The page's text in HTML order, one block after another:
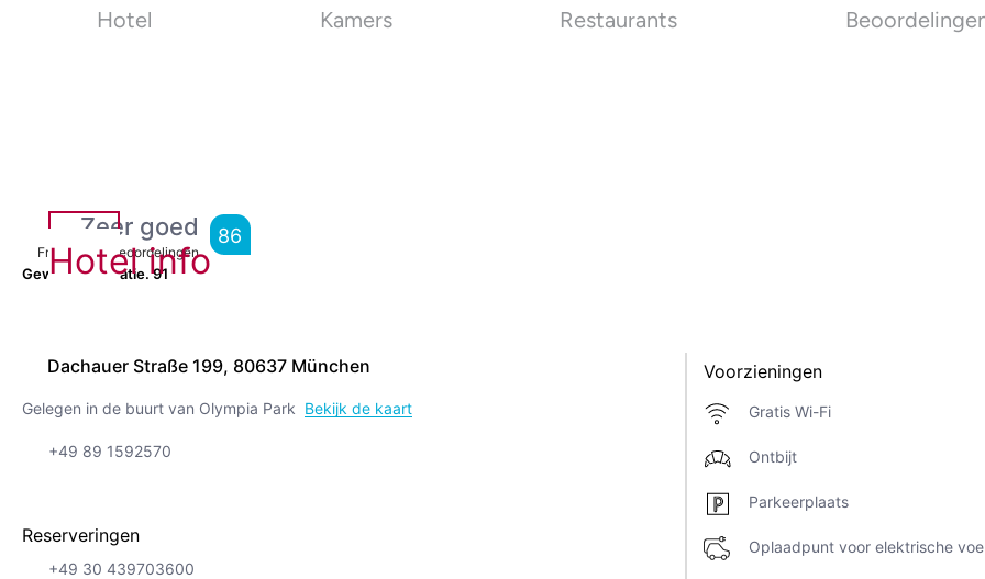
Hotel Kamers Restaurants
Zeer goed
From8,854 Beoordelingen
86
Geweldige locatie.91
Hotel info
Dachauer Straße 199, 80637 München
Gelegen in de buurt van Olympia Park Bekijk de kaart
+49 89 1592570
Reserveringen
+49 30 439703600
Voorzieningen
Gratis Wi-Fi
Ontbijt
Parkeerplaats
Oplaadpunt voor elektrische